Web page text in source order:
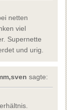
netten
viel
Supernette
und urig.
sagte: